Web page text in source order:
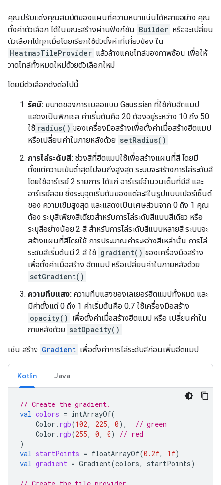
คุณปรับแต่งคุณสมบัติของแผนที่ความหนาแน่นได้หลายอย่าง คุณ
ตั้งค่าตัวเลือก ได้ในขณะสร้างผ่านฟังก์ชัน Builder หรือจะเปลี่ยน
ตัวเลือกได้ทุกเมื่อโดยเรียกใช้ตัวตั้งค่าที่เกี่ยวข้อง ใน
HeatmapTileProvider แล้วล้างแคชไทล์ของภาพซ้อน เพื่อให้
วาดไทล์ทั้งหมดใหม่ด้วยตัวเลือกใหม่
โดยมีตัวเลือกดังต่อไปนี้
รัศมี: ขนาดของการเบลอแบบ Gaussian ที่ใช้กับฮีตแมป
แสดงเป็นพิกเซล ค่าเริ่มต้นคือ 20 ต้องอยู่ระหว่าง 10 ถึง 50
ใช้ radius() ของเครื่องมือสร้างเพื่อตั้งค่าเมื่อสร้างฮีตแมป
หรือเปลี่ยนค่าในภายหลังด้วย setRadius()
การไล่ระดับสี: ช่วงสีที่ฮีตแมปใช้เพื่อสร้างแผนที่สี โดยมี
ตั้งแต่ความเข้มต่ำสุดไปจนถึงสูงสุด ระบบจะสร้างการไล่ระดับสี
โดยใช้อาร์เรย์ 2 รายการ ได้แก่ อาร์เรย์จำนวนเต็มที่มีสี และ
อาร์เรย์ลอย ซึ่งระบุจุดเริ่มต้นของแต่ละสีในรูปแบบเปอร์เซ็นต์
ของ ความเข้มสูงสุด และแสดงเป็นเศษส่วนจาก 0 ถึง 1 คุณ
ต้อง ระบุสีเพียงสีเดียวสำหรับการไล่ระดับสีแบบสีเดียว หรือ
ระบุสีอย่างน้อย 2 สี สำหรับการไล่ระดับสีแบบหลายสี ระบบจะ
สร้างแผนที่สีโดยใช้ การประมาณค่าระหว่างสีเหล่านั้น การไล่
ระดับสีเริ่มต้นมี 2 สี ใช้ gradient() ของเครื่องมือสร้าง
เพื่อตั้งค่าเมื่อสร้าง ฮีตแมป หรือเปลี่ยนค่าในภายหลังด้วย
setGradient()
ความทึบแสง: ความทึบแสงของเลเยอร์ฮีตแมปทั้งหมด และ
มีค่าตั้งแต่ 0 ถึง 1 ค่าเริ่มต้นคือ 0.7 ใช้เครื่องมือสร้าง
opacity() เพื่อตั้งค่าเมื่อสร้างฮีตแมป หรือ เปลี่ยนค่าใน
ภายหลังด้วย setOpacity()
เช่น สร้าง Gradient เพื่อตั้งค่าการไล่ระดับสีก่อนเพิ่มฮีตแมป
Kotlin Java
// Create the gradient.
val colors = intArrayOf(
Color . rgb(102, 225, 0),
// green
Color . rgb(255, 0, 0)
// red
)
val startPoints = floatArrayOf(0.2f, 1f)
val gradient = Gradient(colors, startPoints)